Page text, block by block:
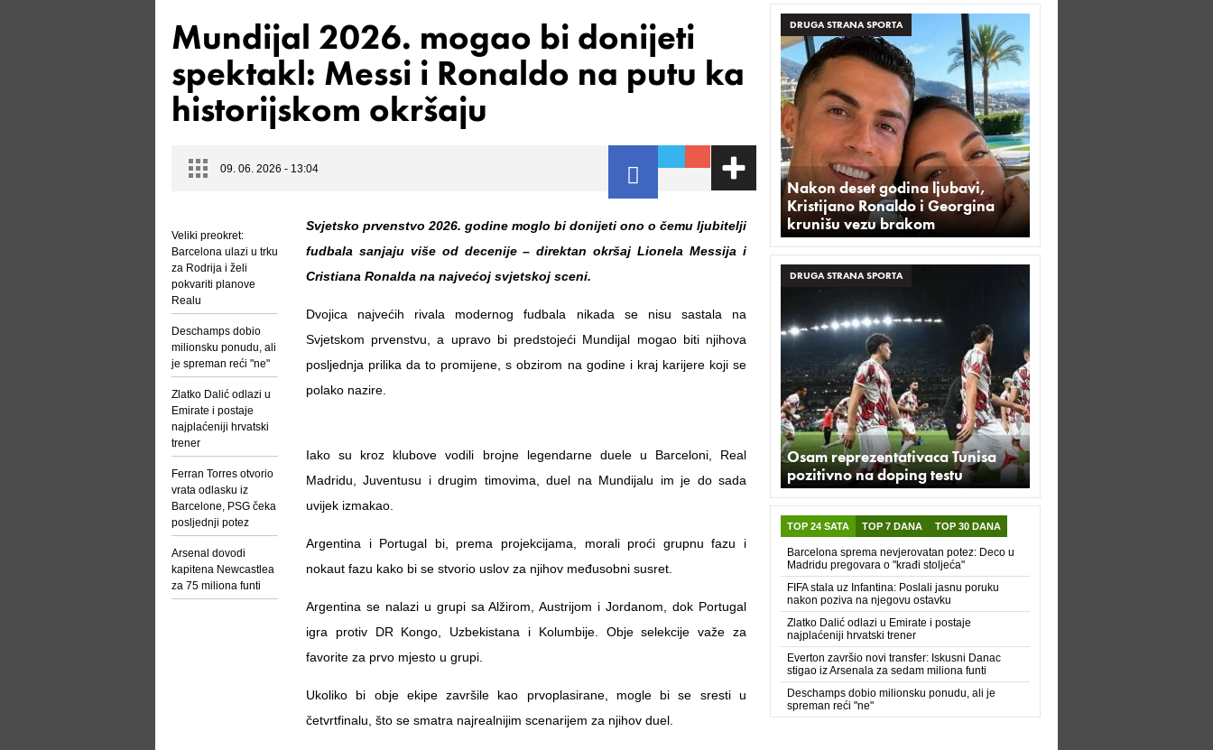
Mundijal 2026. mogao bi donijeti
spektakl: Messi i Ronaldo na putu ka
historijskom okršaju
09. 06. 2026 - 13:04
Veliki preokret:
Barcelona ulazi u trku
za Rodrija i želi
pokvariti planove
Realu
Deschamps dobio
milionsku ponudu, ali
je spreman reći "ne"
Zlatko Dalić odlazi u
Emirate i postaje
najplaćeniji hrvatski
trener
Ferran Torres otvorio
vrata odlasku iz
Barcelone, PSG čeka
posljednji potez
Arsenal dovodi
kapitena Newcastlea
za 75 miliona funti
Svjetsko prvenstvo 2026. godine moglo bi donijeti ono o čemu ljubitelji
fudbala sanjaju više od decenije – direktan okršaj Lionela Messija i
Cristiana Ronalda na najvećoj svjetskoj sceni.
Dvojica najvećih rivala modernog fudbala nikada se nisu sastala na
Svjetskom prvenstvu, a upravo bi predstojeći Mundijal mogao biti njihova
posljednja prilika da to promijene, s obzirom na godine i kraj karijere koji se
polako nazire.
Iako su kroz klubove vodili brojne legendarne duele u Barceloni, Real
Madridu, Juventusu i drugim timovima, duel na Mundijalu im je do sada
uvijek izmakao.
Argentina i Portugal bi, prema projekcijama, morali proći grupnu fazu i
nokaut fazu kako bi se stvorio uslov za njihov međusobni susret.
Argentina se nalazi u grupi sa Alžirom, Austrijom i Jordanom, dok Portugal
igra protiv DR Kongo, Uzbekistana i Kolumbije. Obje selekcije važe za
favorite za prvo mjesto u grupi.
Ukoliko bi obje ekipe završile kao prvoplasirane, mogle bi se sresti u
četvrtfinalu, što se smatra najrealnijim scenarijem za njihov duel.
DRUGA STRANA SPORTA
Nakon deset godina ljubavi,
Kristijano Ronaldo i Georgina
krunišu vezu brakom
DRUGA STRANA SPORTA
Osam reprezentativaca Tunisa
pozitivno na doping testu
TOP 24 SATA TOP 7 DANA TOP 30 DANA
Barcelona sprema nevjerovatan potez: Deco u
Madridu pregovara o "krađi stoljeća"
FIFA stala uz Infantina: Poslali jasnu poruku
nakon poziva na njegovu ostavku
Zlatko Dalić odlazi u Emirate i postaje
najplaćeniji hrvatski trener
Everton završio novi transfer: Iskusni Danac
stigao iz Arsenala za sedam miliona funti
Deschamps dobio milionsku ponudu, ali je
spreman reći "ne"